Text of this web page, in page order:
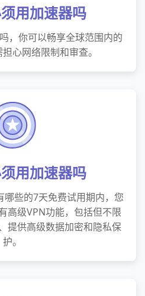
用加速器吗
，你可以畅享全球范围内的
心网络限制和审查。
用加速器吗
些的7天免费试用期内，您
高级VPN功能，包括但不限
提供高级数据加密和隐私保
护。